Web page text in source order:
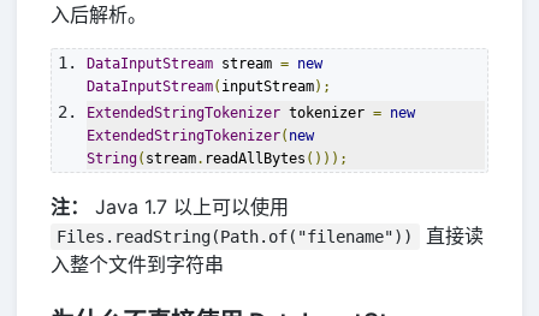
入后解析。
DataInputStream stream = new
DataInputStream( inputStream);
ExtendedStringTokenizer tokenizer = new
ExtendedStringTokenizer( new
String( stream. readAllBytes ()));
注： Java 1.7 以上可以使用
Files.readString(Path.of("filename"))
直接读
入整个文件到字符串